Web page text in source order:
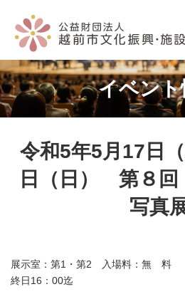
へ
ス
キ
ッ
プ
ョ
ン
に
移
動
イベント
令和5年5月17日
日（日） 第８
写真
展示室：第1・第2 入場料：無
終日16：00迄